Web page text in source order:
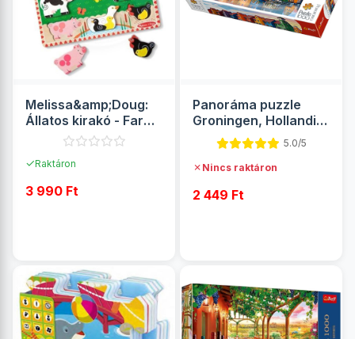
Melissa&amp;Doug:
Állatos kirakó - Farm
- Spin Master
✓Raktáron
3 990 Ft
Panoráma puzzle
Groningen, Hollandia
1000db-os - Trefl
5.0/5
✗ Nincs raktáron
2 449 Ft